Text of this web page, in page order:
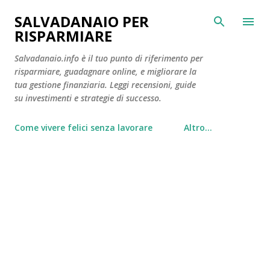
Passa ai contenuti principali
SALVADANAIO PER
RISPARMIARE
Salvadanaio.info è il tuo punto di riferimento per
risparmiare, guadagnare online, e migliorare la
tua gestione finanziaria. Leggi recensioni, guide
su investimenti e strategie di successo.
Come vivere felici senza lavorare Altro…